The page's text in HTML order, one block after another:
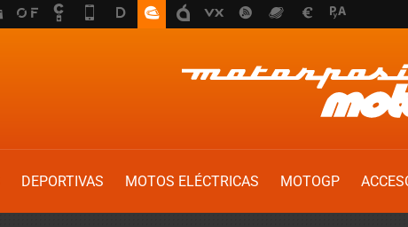
DEPORTIVAS MOTOS ELÉCTRICAS MOTOGP